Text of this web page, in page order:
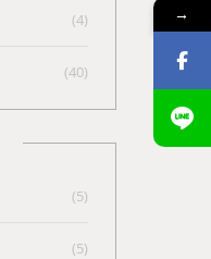
(4)
(40)
(5)
(5)
→